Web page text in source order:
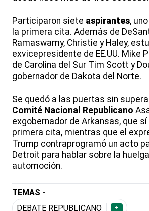
Participaron siete aspirantes,
la primera cita. Además de
Ramaswamy, Christie y Haley,
exvicepresidente de EE.UU. Mike
de Carolina del Sur Tim Scott y
gobernador de Dakota del Norte.
Se quedó a las puertas sin
Comité Nacional Republicano
exgobernador de Arkansas, que
primera cita, mientras que el
Trump contraprogramó un acto
Detroit para hablar sobre la
automoción.
TEMAS -
DEBATE REPUBLICANO
+